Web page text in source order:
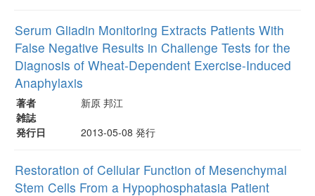
Serum Gliadin Monitoring Extracts Patients With
False Negative Results in Challenge Tests for the
Diagnosis of Wheat-Dependent Exercise-Induced
Anaphylaxis
著者
新原 邦江
雑誌
発行日
2013-05-08 発行
Restoration of Cellular Function of Mesenchymal
Stem Cells From a Hypophosphatasia Patient